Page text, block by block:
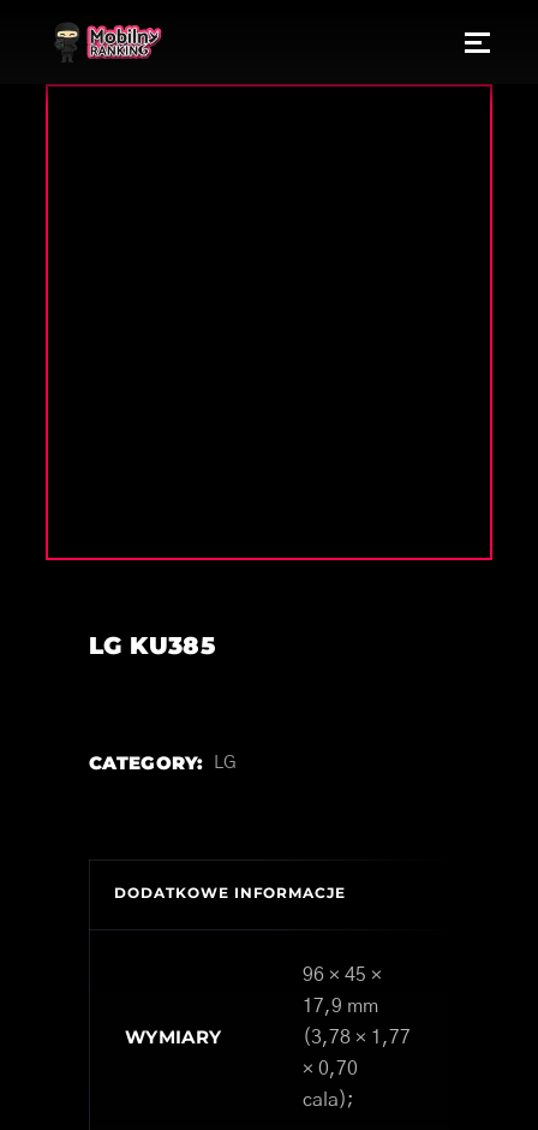
LG KU385
CATEGORY: LG
DODATKOWE INFORMACJE
WYMIARY
96 × 45 ×
17,9 mm
(3,78 × 1,77
× 0,70
cala);